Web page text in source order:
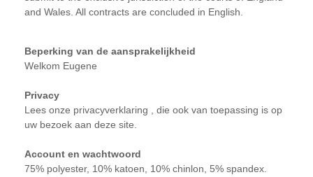
and Wales. All contracts are concluded in English.
Beperking van de aansprakelijkheid
Welkom Eugene
Privacy
Lees onze privacyverklaring , die ook van toepassing is op
uw bezoek aan deze site.
Account en wachtwoord
75% polyester, 10% katoen, 10% chinlon, 5% spandex.